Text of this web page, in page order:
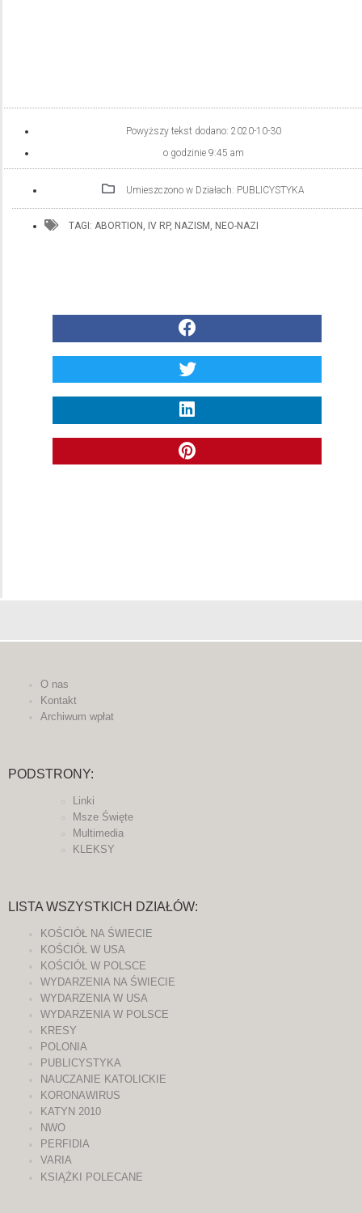
Powyższy tekst dodano: 2020-10-30
o godzinie 9:45 am
Umieszczono w Działach: PUBLICYSTYKA
TAGI: ABORTION , IV RP, NAZISM , NEO-NAZI
O nas
Kontakt
Archiwum wpłat
PODSTRONY:
Linki
Msze Święte
Multimedia
KLEKSY
LISTA WSZYSTKICH DZIAŁÓW:
KOŚCIÓŁ NA ŚWIECIE
KOŚCIÓŁ W USA
KOŚCIÓŁ W POLSCE
WYDARZENIA NA ŚWIECIE
WYDARZENIA W USA
WYDARZENIA W POLSCE
KRESY
POLONIA
PUBLICYSTYKA
NAUCZANIE KATOLICKIE
KORONAWIRUS
KATYN 2010
NWO
PERFIDIA
VARIA
KSIĄŻKI POLECANE